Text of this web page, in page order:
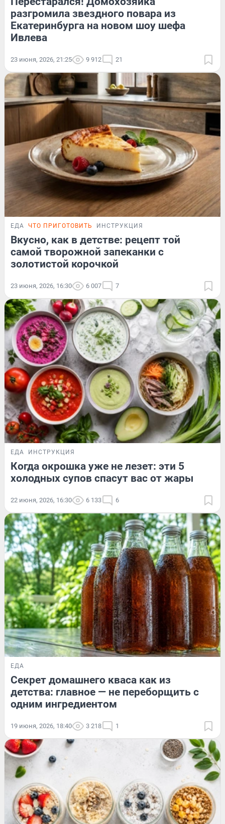
разгромила звездного повара из
Екатеринбурга на новом шоу шефа
Ивлева
23 июня, 2026, 21:25 9 912 21
ЕДА ЧТО ПРИГОТОВИТЬ ИНСТРУКЦИЯ
Вкусно, как в детстве: рецепт той
самой творожной запеканки с
золотистой корочкой
23 июня, 2026, 16:30 6 007 7
ЕДА ИНСТРУКЦИЯ
Когда окрошка уже не лезет: эти 5
холодных супов спасут вас от жары
22 июня, 2026, 16:30 6 133 6
ЕДА
Секрет домашнего кваса как из
детства: главное — не переборщить с
одним ингредиентом
19 июня, 2026, 18:40 3 218 1